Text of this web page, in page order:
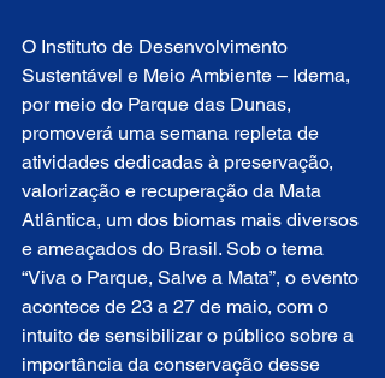
O Instituto de Desenvolvimento
Sustentável e Meio Ambiente – Idema,
por meio do Parque das Dunas,
promoverá uma semana repleta de
atividades dedicadas à preservação,
valorização e recuperação da Mata
Atlântica, um dos biomas mais diversos
e ameaçados do Brasil. Sob o tema
“Viva o Parque, Salve a Mata”, o evento
acontece de 23 a 27 de maio, com o
intuito de sensibilizar o público sobre a
importância da conservação desse